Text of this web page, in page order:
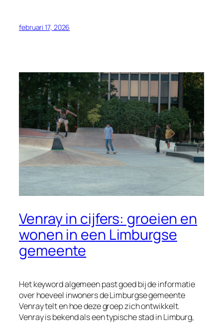
februari 17, 2026
Venray in cijfers: groeien en
wonen in een Limburgse
gemeente
Het keyword algemeen past goed bij de informatie
over hoeveel inwoners de Limburgse gemeente
Venray telt en hoe deze groep zich ontwikkelt.
Venray is bekend als een typische stad in Limburg,